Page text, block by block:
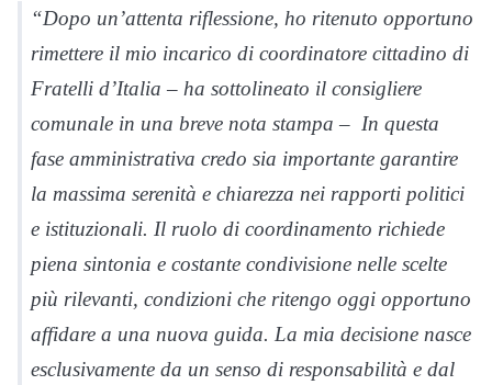
“Dopo un’attenta riflessione, ho ritenuto opportuno
rimettere il mio incarico di coordinatore cittadino di
Fratelli d’Italia – ha sottolineato il consigliere
comunale in una breve nota stampa – In questa
fase amministrativa credo sia importante garantire
la massima serenità e chiarezza nei rapporti politici
e istituzionali. Il ruolo di coordinamento richiede
piena sintonia e costante condivisione nelle scelte
più rilevanti, condizioni che ritengo oggi opportuno
affidare a una nuova guida. La mia decisione nasce
esclusivamente da un senso di responsabilità e dal